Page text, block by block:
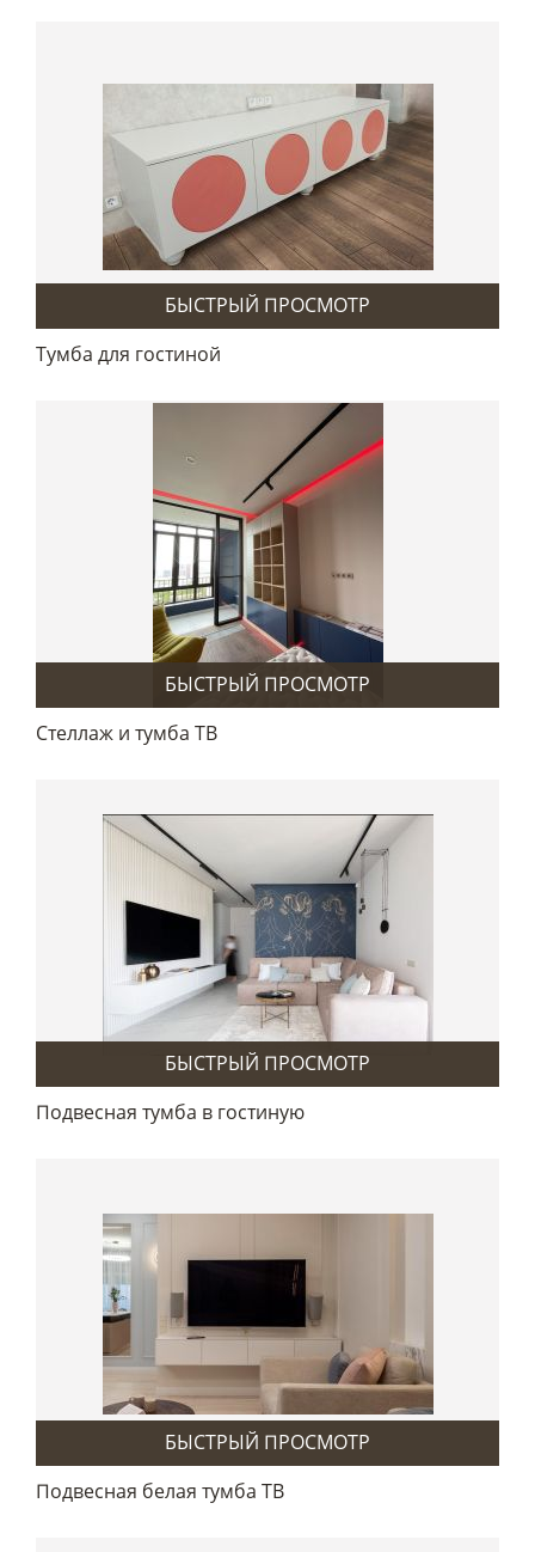
БЫСТРЫЙ ПРОСМОТР
Тумба для гостиной
БЫСТРЫЙ ПРОСМОТР
Стеллаж и тумба ТВ
БЫСТРЫЙ ПРОСМОТР
Подвесная тумба в гостиную
БЫСТРЫЙ ПРОСМОТР
Подвесная белая тумба ТВ